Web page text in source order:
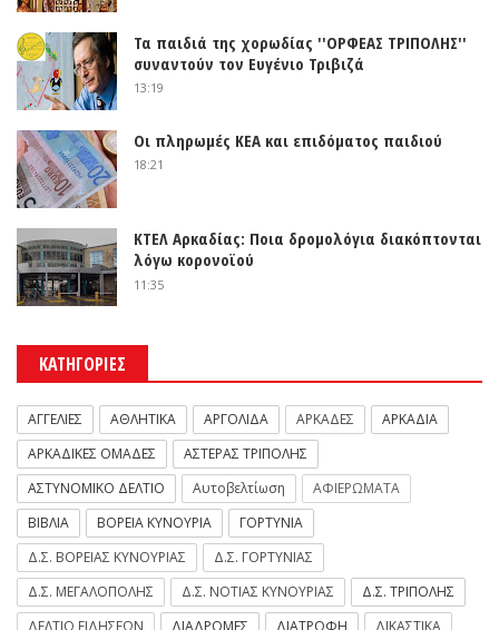
Τα παιδιά της χορωδίας ''ΟΡΦΕΑΣ ΤΡΙΠΟΛΗΣ''
συναντούν τον Ευγένιο Τριβιζά
13:19
Οι πληρωμές ΚΕΑ και επιδόματος παιδιού
18:21
ΚΤΕΛ Αρκαδίας: Ποια δρομολόγια διακόπτονται
λόγω κορονοϊού
11:35
ΚΑΤΗΓΟΡΙΕΣ
ΑΓΓΕΛΙΕΣ ΑΘΛΗΤΙΚΑ ΑΡΓΟΛΙΔΑ ΑΡΚΑΔΕΣ
ΑΡΚΑΔΙΑ
ΑΡΚΑΔΙΚΕΣ ΟΜΑΔΕΣ
ΑΣΤΕΡΑΣ ΤΡΙΠΟΛΗΣ
ΑΣΤΥΝΟΜΙΚΟ ΔΕΛΤΙΟ
Αυτοβελτίωση
ΑΦΙΕΡΩΜΑΤΑ
ΒΙΒΛΙΑ
ΒΟΡΕΙΑ ΚΥΝΟΥΡΙΑ
ΓΟΡΤΥΝΙΑ
Δ.Σ. ΒΟΡΕΙΑΣ ΚΥΝΟΥΡΙΑΣ
Δ.Σ. ΓΟΡΤΥΝΙΑΣ
Δ.Σ. ΜΕΓΑΛΟΠΟΛΗΣ
Δ.Σ. ΝΟΤΙΑΣ ΚΥΝΟΥΡΙΑΣ
Δ.Σ. ΤΡΙΠΟΛΗΣ
ΔΕΛΤΙΟ ΕΙΔΗΣΕΩΝ
ΔΙΑΔΡΟΜΕΣ ΔΙΑΤΡΟΦΗ ΔΙΚΑΣΤΙΚΑ